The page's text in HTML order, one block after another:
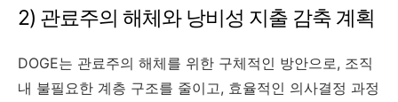
2) 관료주의 해체와 낭비성 지출 감축 계획
DOGE는 관료주의 해체를 위한 구체적인 방안으로, 조직
내 불필요한 계층 구조를 줄이고, 효율적인 의사결정 과정